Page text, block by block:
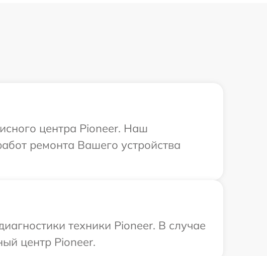
центра Pioneer. Наш
ремонта Вашего устройства
техники Pioneer. В случае
центр Pioneer.